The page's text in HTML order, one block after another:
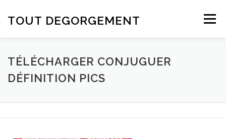
TOUT DEGORGEMENT Menu
TÉLÉCHARGER CONJUGUER
DÉFINITION PICS